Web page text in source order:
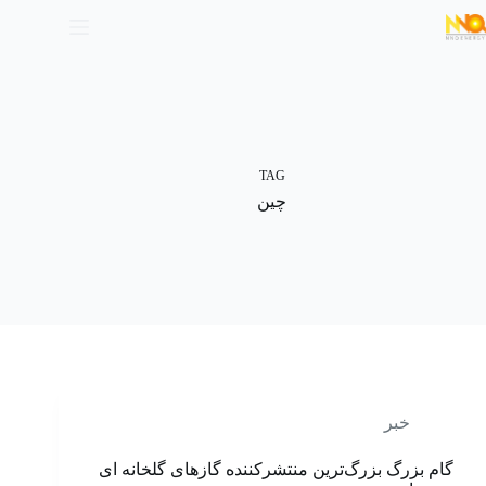
TAG
چین
خبر
گام بزرگ بزرگ‌ترین منتشرکننده گازهای گلخانه‌ ای